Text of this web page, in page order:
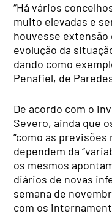
“Há vários
muito elevadas e
houvesse extensão
evolução da
dando como
Penafiel, de
De acordo com o
Severo, ainda que
“como as
dependem da
os mesmos
diários de novas
semana de
com os